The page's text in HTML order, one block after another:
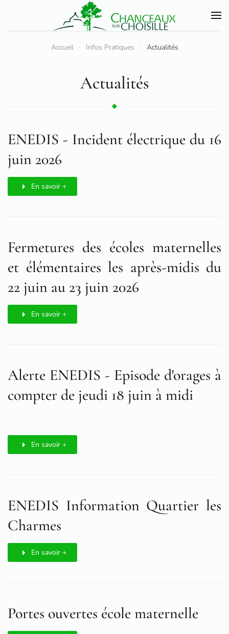
Accéder au contenu principal
Accueil Infos Pratiques Actualités
Actualités
ENEDIS - Incident électrique du 16
juin 2026
En savoir +
Fermetures des écoles maternelles
et élémentaires les après-midis du
22 juin au 23 juin 2026
En savoir +
Alerte ENEDIS - Episode d'orages à
compter de jeudi 18 juin à midi
En savoir +
ENEDIS Information Quartier les
Charmes
En savoir +
Portes ouvertes école maternelle